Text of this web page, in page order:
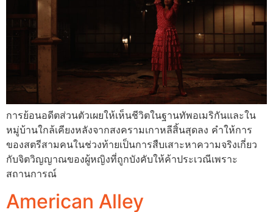
การย้อนอดีตส่วนตัวเผยให้เห็นชีวิตในฐานทัพอเมริกันและใน
หมู่บ้านใกล้เคียงหลังจากสงครามเกาหลีสิ้นสุดลง คำให้การ
ของสตรีสามคนในช่วงท้ายเป็นการสืบเสาะหาความจริงเกี่ยว
กับจิตวิญญาณของผู้หญิงที่ถูกบังคับให้ค้าประเวณีเพราะ
สถานการณ์
American Alley